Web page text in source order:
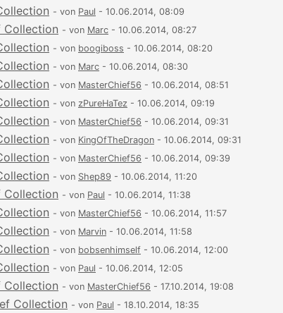
- von Paul - 10.06.2014, 08:09
Collection - von Marc - 10.06.2014, 08:27
- von boogiboss - 10.06.2014, 08:20
- von Marc - 10.06.2014, 08:30
- von MasterChief56 - 10.06.2014, 08:51
- von zPureHaTez - 10.06.2014, 09:19
- von MasterChief56 - 10.06.2014, 09:31
- von KingOfTheDragon - 10.06.2014, 09:31
- von MasterChief56 - 10.06.2014, 09:39
- von Shep89 - 10.06.2014, 11:20
Collection - von Paul - 10.06.2014, 11:38
- von MasterChief56 - 10.06.2014, 11:57
- von Marvin - 10.06.2014, 11:58
- von bobsenhimself - 10.06.2014, 12:00
- von Paul - 10.06.2014, 12:05
Collection - von MasterChief56 - 17.10.2014, 19:08
Collection - von Paul - 18.10.2014, 18:35